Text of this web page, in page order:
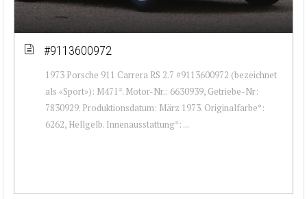
#9113600972
1973 Porsche 911 Carrera RS 2.7 #9113600972 (bezeichnet
als «Sport»): M471*. Motor-Nr.: 6630939, Getriebe-Nr:
7830929. Produktionsdatum: März 1973. Originalfarbe*:
6262, Hellgelb. Innenausstattung*: ...